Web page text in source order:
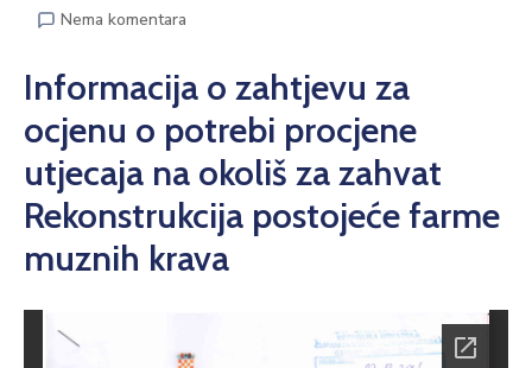
Nema komentara
Informacija o zahtjevu za
ocjenu o potrebi procjene
utjecaja na okoliš za zahvat
Rekonstrukcija postojeće farme
muznih krava